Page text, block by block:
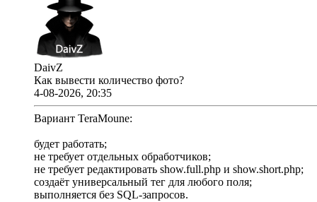
DaivZ
Как вывести количество фото?
4-08-2026, 20:35
Вариант TeraMoune:
будет работать;
не требует отдельных обработчиков;
не требует редактировать show.full.php и show.short.php;
создаёт универсальный тег для любого поля;
выполняется без SQL-запросов.